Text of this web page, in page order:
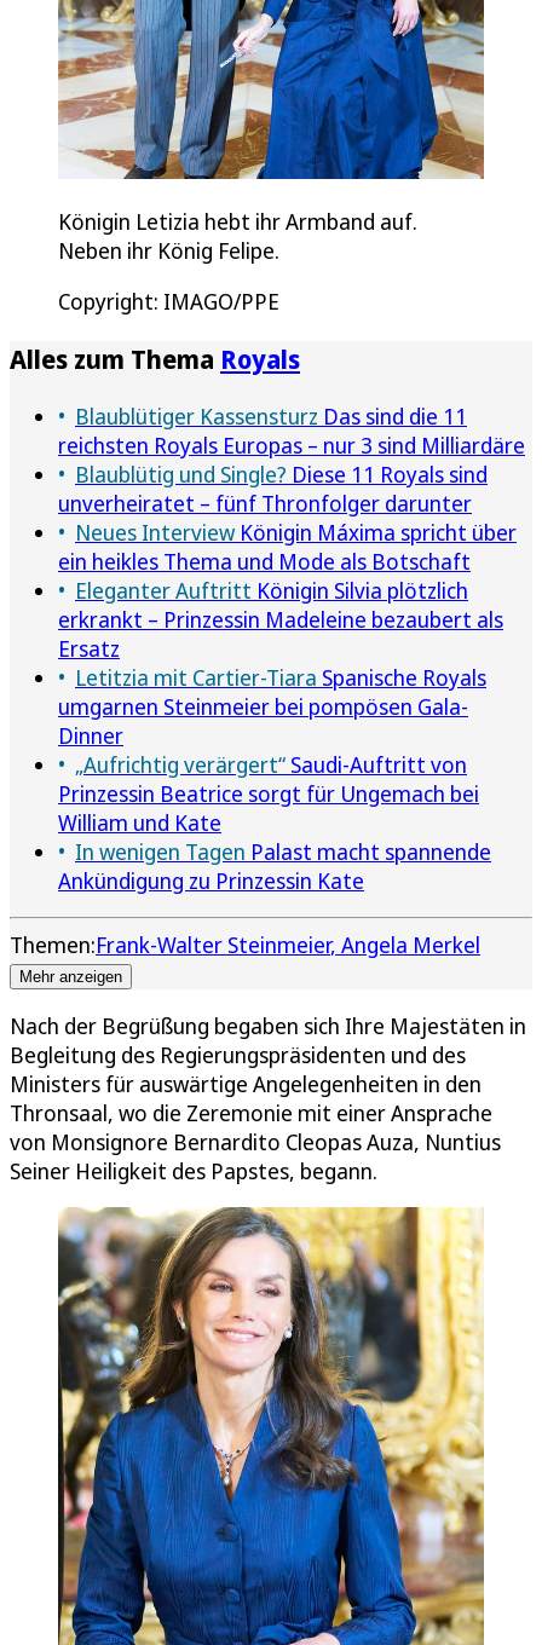
Königin Letizia hebt ihr Armband auf.
Neben ihr König Felipe.
Copyright: IMAGO/PPE
Alles zum Thema Royals
Blaublütiger Kassensturz Das sind die 11
reichsten Royals Europas – nur 3 sind Milliardäre
Blaublütig und Single? Diese 11 Royals sind
unverheiratet – fünf Thronfolger darunter
Neues Interview Königin Máxima spricht über
ein heikles Thema und Mode als Botschaft
Eleganter Auftritt Königin Silvia plötzlich
erkrankt – Prinzessin Madeleine bezaubert als
Ersatz
Letitzia mit Cartier-Tiara Spanische Royals
umgarnen Steinmeier bei pompösen Gala-
Dinner
„Aufrichtig verärgert“ Saudi-Auftritt von
Prinzessin Beatrice sorgt für Ungemach bei
William und Kate
In wenigen Tagen Palast macht spannende
Ankündigung zu Prinzessin Kate
Themen:Frank-Walter Steinmeier Angela Merkel
Mehr anzeigen
Nach der Begrüßung begaben sich Ihre Majestäten in
Begleitung des Regierungspräsidenten und des
Ministers für auswärtige Angelegenheiten in den
Thronsaal, wo die Zeremonie mit einer Ansprache
von Monsignore Bernardito Cleopas Auza, Nuntius
Seiner Heiligkeit des Papstes, begann.